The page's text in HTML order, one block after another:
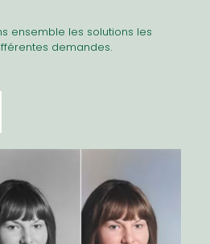
ensemble les solutions les
demandes.